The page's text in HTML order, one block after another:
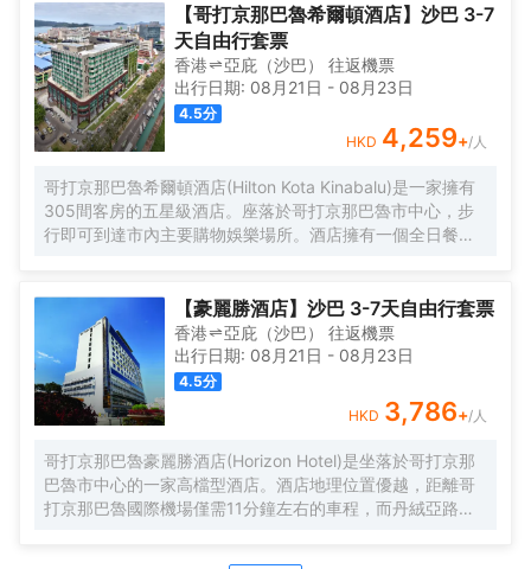
流的服務設施。度假村共有8間餐廳及酒吧以及數不勝數的休
閒活動。度假村設施齊全讓旅客有個完全私密性和靈活性的
賓至如歸的感覺。度假村泳池配有泳池吧提供小吃及飲料。
或旅客可選擇在別墅舉行個私人燒烤聚會，人數可從4到20
人之間。
【哥打京那巴魯希爾頓酒店】沙巴 3-7
天自由行套票
香港 亞庇（沙巴） 往返機票
出行日期: 08月21日 - 08月23日
4.5分
HKD 4,259+/人
哥打京那巴魯希爾頓酒店(Hilton Kota Kinabalu)是一家擁有
305間客房的五星級酒店。座落於哥打京那巴魯市中心，步
行即可到達市內主要購物娛樂場所。酒店擁有一個全日餐
【豪麗勝酒店】沙巴 3-7天自由行套票
香港 亞庇（沙巴） 往返機票
出行日期: 08月21日 - 08月23日
4.5分
HKD 3,786+/人
哥打京那巴魯豪麗勝酒店(Horizon Hotel)是坐落於哥打京那
巴魯市中心的一家高檔型酒店。酒店地理位置優越，距離哥
打京那巴魯國際機場僅需11分鐘左右的車程，而丹絨亞路火